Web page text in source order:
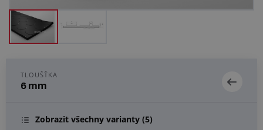
TLOUŠŤKA
6 mm
Zobrazit všechny varianty (5)